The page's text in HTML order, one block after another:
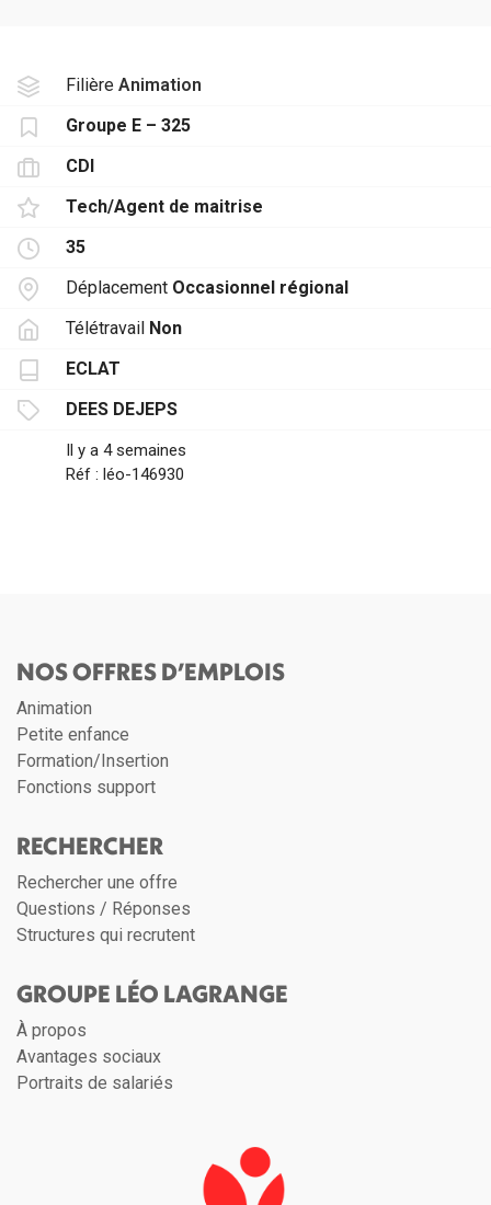
Filière Animation
Groupe E – 325
CDI
Tech/Agent de maitrise
35
Déplacement Occasionnel régional
Télétravail Non
ECLAT
DEES DEJEPS
Il y a 4 semaines
Réf : léo-146930
NOS OFFRES D’EMPLOIS
Animation
Petite enfance
Formation/Insertion
Fonctions support
RECHERCHER
Rechercher une offre
Questions / Réponses
Structures qui recrutent
GROUPE LÉO LAGRANGE
À propos
Avantages sociaux
Portraits de salariés